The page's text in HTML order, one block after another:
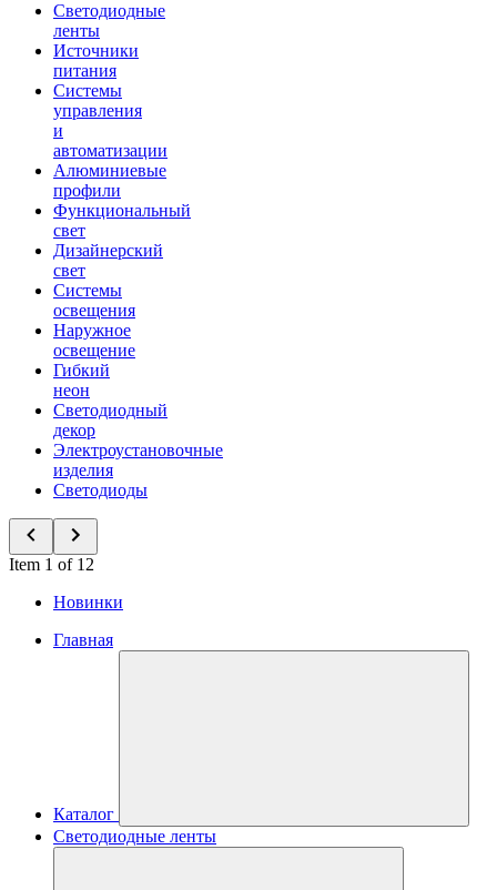
Светодиодные
ленты
Источники
питания
Системы
управления
и
автоматизации
Алюминиевые
профили
Функциональный
свет
Дизайнерский
свет
Системы
освещения
Наружное
освещение
Гибкий
неон
Светодиодный
декор
Электроустановочные
изделия
Светодиоды
Item 1 of 12
Новинки
Главная
Каталог
Светодиодные ленты